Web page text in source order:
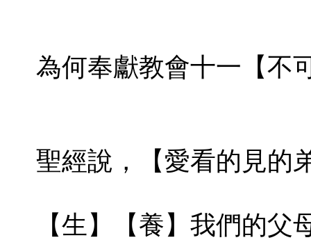
為何奉獻教會十一【不
聖經說，【愛看的見的
【生】【養】我們的